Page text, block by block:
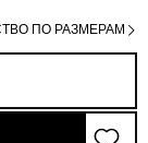
ПО РАЗМЕРАМ